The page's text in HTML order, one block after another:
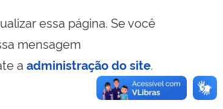
essa página. Se você
mensagem
a administração do site.